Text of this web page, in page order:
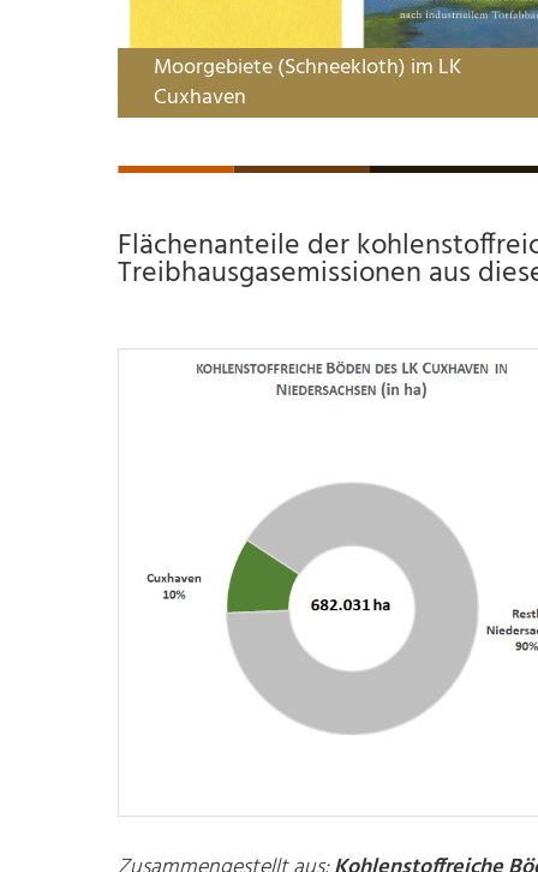
Moorgebiete (Schneekloth) im LK
Cuxhaven
Flächenanteile der
Treibhausgasemissionen aus